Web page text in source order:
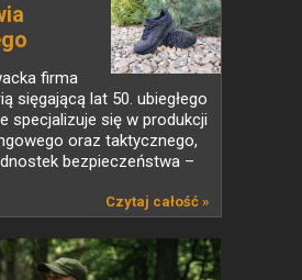
firma
sięgającą lat 50. ubiegłego
specjalizuje się w produkcji
oraz taktycznego,
bezpieczeństwa –
Czytaj całość »